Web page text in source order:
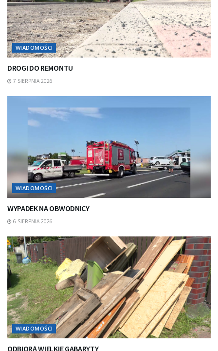
WIADOMOŚCI
DROGI DO REMONTU
7 SIERPNIA 2026
WIADOMOŚCI
WYPADEK NA OBWODNICY
6 SIERPNIA 2026
WIADOMOŚCI
ODBIORĄ WIELKIE GABARYTY